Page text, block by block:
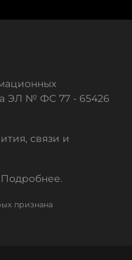
ЭЛ № ФС 77 - 65426
связи и
признана